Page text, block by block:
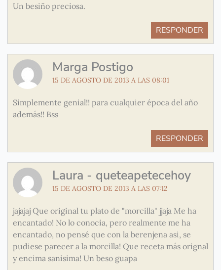
Un besiño preciosa.
RESPONDER
Marga Postigo
15 DE AGOSTO DE 2013 A LAS 08:01
Simplemente genial!! para cualquier época del año
además!! Bss
RESPONDER
Laura - queteapetecehoy
15 DE AGOSTO DE 2013 A LAS 07:12
jajajaj Que original tu plato de "morcilla" jjaja Me ha
encantado! No lo conocia, pero realmente me ha
encantado, no pensé que con la berenjena asi, se
pudiese parecer a la morcilla! Que receta más orignal
y encima sanisima! Un beso guapa